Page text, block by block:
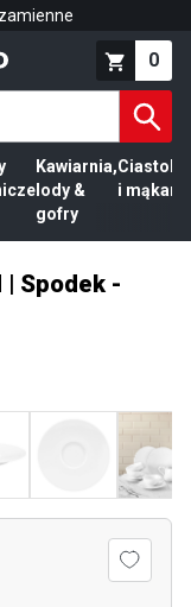
0
Kawiarnia,
lody &
gofry
Ciasto
i mąka
| Spodek -